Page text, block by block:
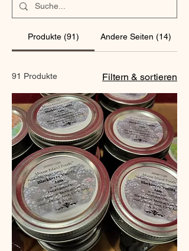
Produkte (91) Andere Seiten (14)
91 Produkte Filtern & sortieren